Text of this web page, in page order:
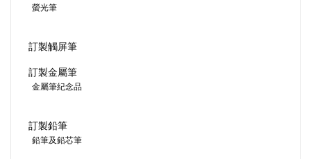
螢光筆
訂製觸屏筆
訂製金屬筆
金屬筆紀念品
訂製鉛筆
鉛筆及鉛芯筆